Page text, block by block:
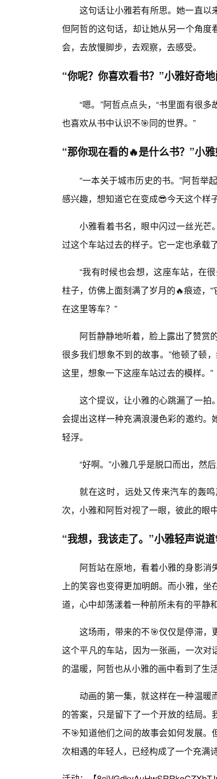
这句话让小雅若有所思。她一直以
但阿哲的这句话，却让她从另一个角
会，去放慢脚步，去观察，去感受。
“你呢？你喜欢看书？”小雅好奇
“嗯。”阿哲点点头，“书里面有很
也喜欢从书中认识不🎯同的世界。”
“那你现在看的🔥是什么书？”小
“一本关于城市历史的书。”阿哲举
感兴趣，想知道它在变成😎今天这个样
小雅看着书名，眼中闪过一丝光芒
过这个车站过去的样子。它一定也承载
“我有时候也会想，这座车站，在
柱子，仿佛上面刻满了岁月的🔥痕迹，
在这里等车？”
阿哲静静地听着，脸上露出了赞赏
很多我们想象不到的故事。”他顿了顿
这里，想象一下这座车站过去的模样。”
这个提议，让小雅的心跳漏了一拍
会提出这样一种充满浪漫色彩的邀约
轻浮。
“好啊。”小雅几乎是脱口而出，然
就在这时，远处又传来汽车的轰
次，小雅和阿哲对视了一眼，彼此的眼
“我想，我该走了。”小雅轻声说
阿哲站在原地，看着小雅的身影
上的笑容也变得更加明朗。而小雅，
道，心中却荡漾着一种前所未有的平静
这场雨，带来的不🎯仅仅是停滞，
这个平凡的车站，因为一张画，一次
的温暖，阿哲也从小雅的画中看到了生
动画的第一集，就这样在一种温
的答案，只是留下了一个开放的结局
不🎯知道他们之间的故事会如何发展
次相遇的年轻人，已经构成了一个充满